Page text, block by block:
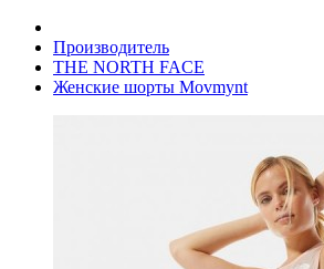
Производитель
THE NORTH FACE
Женские шорты Movmynt